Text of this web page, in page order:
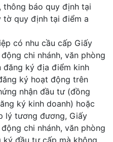
thông báo quy định tại
tờ quy định tại điểm a
có nhu cầu cấp Giấy
chi nhánh, văn phòng
đăng ký địa điểm kinh
ký hoạt động trên
nhận đầu tư (đồng
ký kinh doanh) hoặc
lý tương đương, Giấy
chi nhánh, văn phòng
ký đầu tư cấp mà không